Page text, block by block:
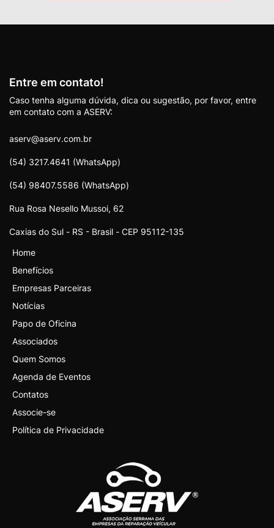
Entre em contato!
Caso tenha alguma dúvida, dica ou sugestão, por favor, entre
em contato com a ASERV:
aserv@aserv.com.br
(54) 3217.4641 (WhatsApp)
(54) 98407.5586 (WhatsApp)
Rua Rosa Nesello Mussoi, 62
Caxias do Sul - RS - Brasil - CEP 95112-135
Home
Benefícios
Empresas Parceiras
Notícias
Papo de Oficina
Associados
Quem Somos
Agenda de Eventos
Contatos
Associe-se
Política de Privacidade